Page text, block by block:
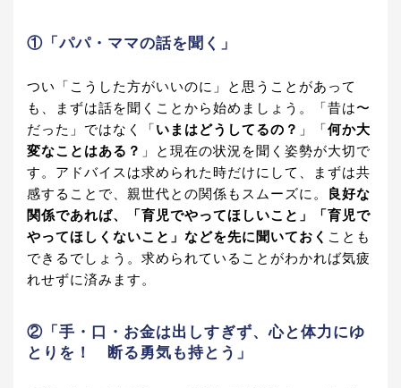
①「パパ・ママの話を聞く」
つい「こうした方がいいのに」と思うことがあって
も、まずは話を聞くことから始めましょう。「昔は〜
だった」ではなく「 いまはどうしてるの？ 」「 何か大
変なことはある？ 」と現在の状況を聞く姿勢が大切で
す。アドバイスは求められた時だけにして、まずは共
感することで、親世代との関係もスムーズに。
良好な
関係であれば、「育児でやってほしいこと」「育児で
やってほしくないこと」などを先に聞いておく ことも
できるでしょう。求められていることがわかれば気疲
れせずに済みます。
②「手・口・お金は出しすぎず、心と体力にゆ
とりを！ 断る勇気も持とう」